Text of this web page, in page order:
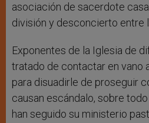
asociación de sacerdote
división y desconcierto entre
Exponentes de la Iglesia de
tratado de contactar en vano
para disuadirle de proseguir
causan escándalo, sobre
han seguido su ministerio